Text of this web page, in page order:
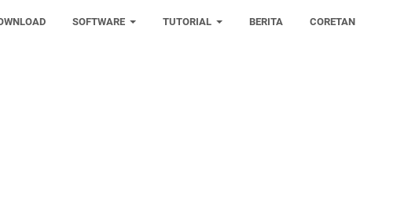
SOFTWARE TUTORIAL BERITA CORETAN